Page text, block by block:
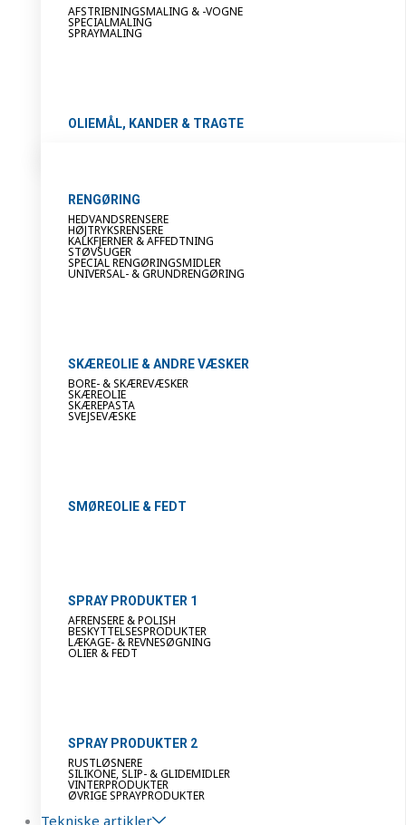
AFSTRIBNINGSMALING & -VOGNE
SPECIALMALING
SPRAYMALING
OLIEMÅL, KANDER & TRAGTE
RENGØRING
HEDVANDSRENSERE
HØJTRYKSRENSERE
KALKFJERNER & AFFEDTNING
STØVSUGER
SPECIAL RENGØRINGSMIDLER
UNIVERSAL- & GRUNDRENGØRING
SKÆREOLIE & ANDRE VÆSKER
BORE- & SKÆREVÆSKER
SKÆREOLIE
SKÆREPASTA
SVEJSEVÆSKE
SMØREOLIE & FEDT
SPRAY PRODUKTER 1
AFRENSERE & POLISH
BESKYTTELSESPRODUKTER
LÆKAGE- & REVNESØGNING
OLIER & FEDT
SPRAY PRODUKTER 2
RUSTLØSNERE
SILIKONE, SLIP- & GLIDEMIDLER
VINTERPRODUKTER
ØVRIGE SPRAYPRODUKTER
Tekniske artikler